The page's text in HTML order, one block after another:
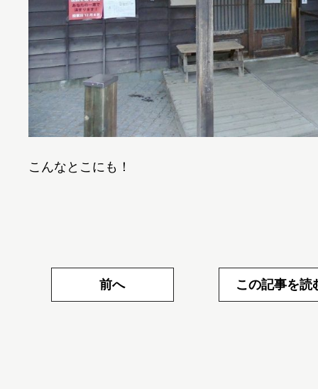
こんなとこにも！
前へ この記事を読